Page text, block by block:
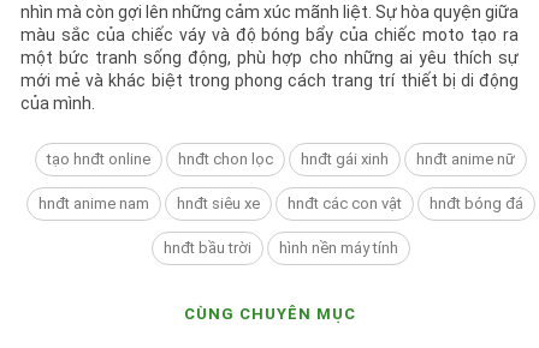
nhìn mà còn gợi lên những cảm xúc mãnh liệt. Sự hòa quyện giữa
màu sắc của chiếc váy và độ bóng bẩy của chiếc moto tạo ra
một bức tranh sống động, phù hợp cho những ai yêu thích sự
mới mẻ và khác biệt trong phong cách trang trí thiết bị di động
của mình.
tạo hnđt online hnđt chon lọc hnđt gái xinh hnđt anime nữ
hnđt anime nam hnđt siêu xe hnđt các con vật hnđt bóng đá
hnđt bầu trời hình nền máy tính
CÙNG CHUYÊN MỤC